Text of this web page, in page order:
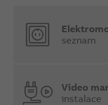
seznam
Video
instalace